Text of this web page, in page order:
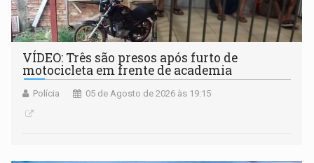
VÍDEO: Três são presos após furto de
motocicleta em frente de academia
Polícia 05 de Agosto de 2026 às 19:15